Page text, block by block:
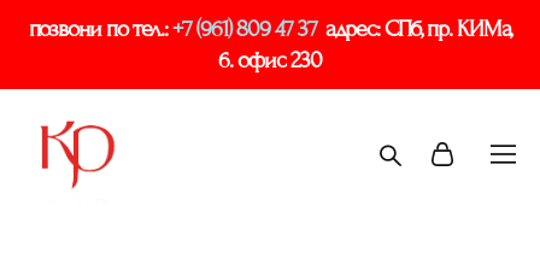
позвони по тел.:+7 (961) 809 47 37 адрес: СПб, пр. КИМа,
6. офис 230